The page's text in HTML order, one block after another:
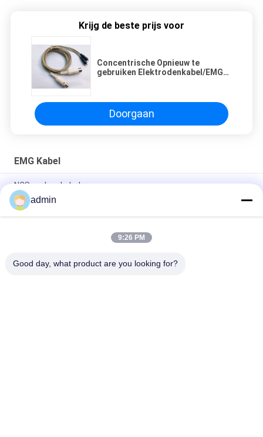
Krijg de beste prijs voor
Concentrische Opnieuw te
gebruiken Elektrodenkabel/EMG
Doorgaan
EMG Kabel
NCS-verlengkabel
Monopolar EMG Opnieuw te gebruiken Kabel van de
Naaldelektrode met 1500mm Looddraad
Het concentrische EMG Schild past Kabel met 4 Spelddin Stop
admin
9:26 PM
Good day, what product are you looking for?